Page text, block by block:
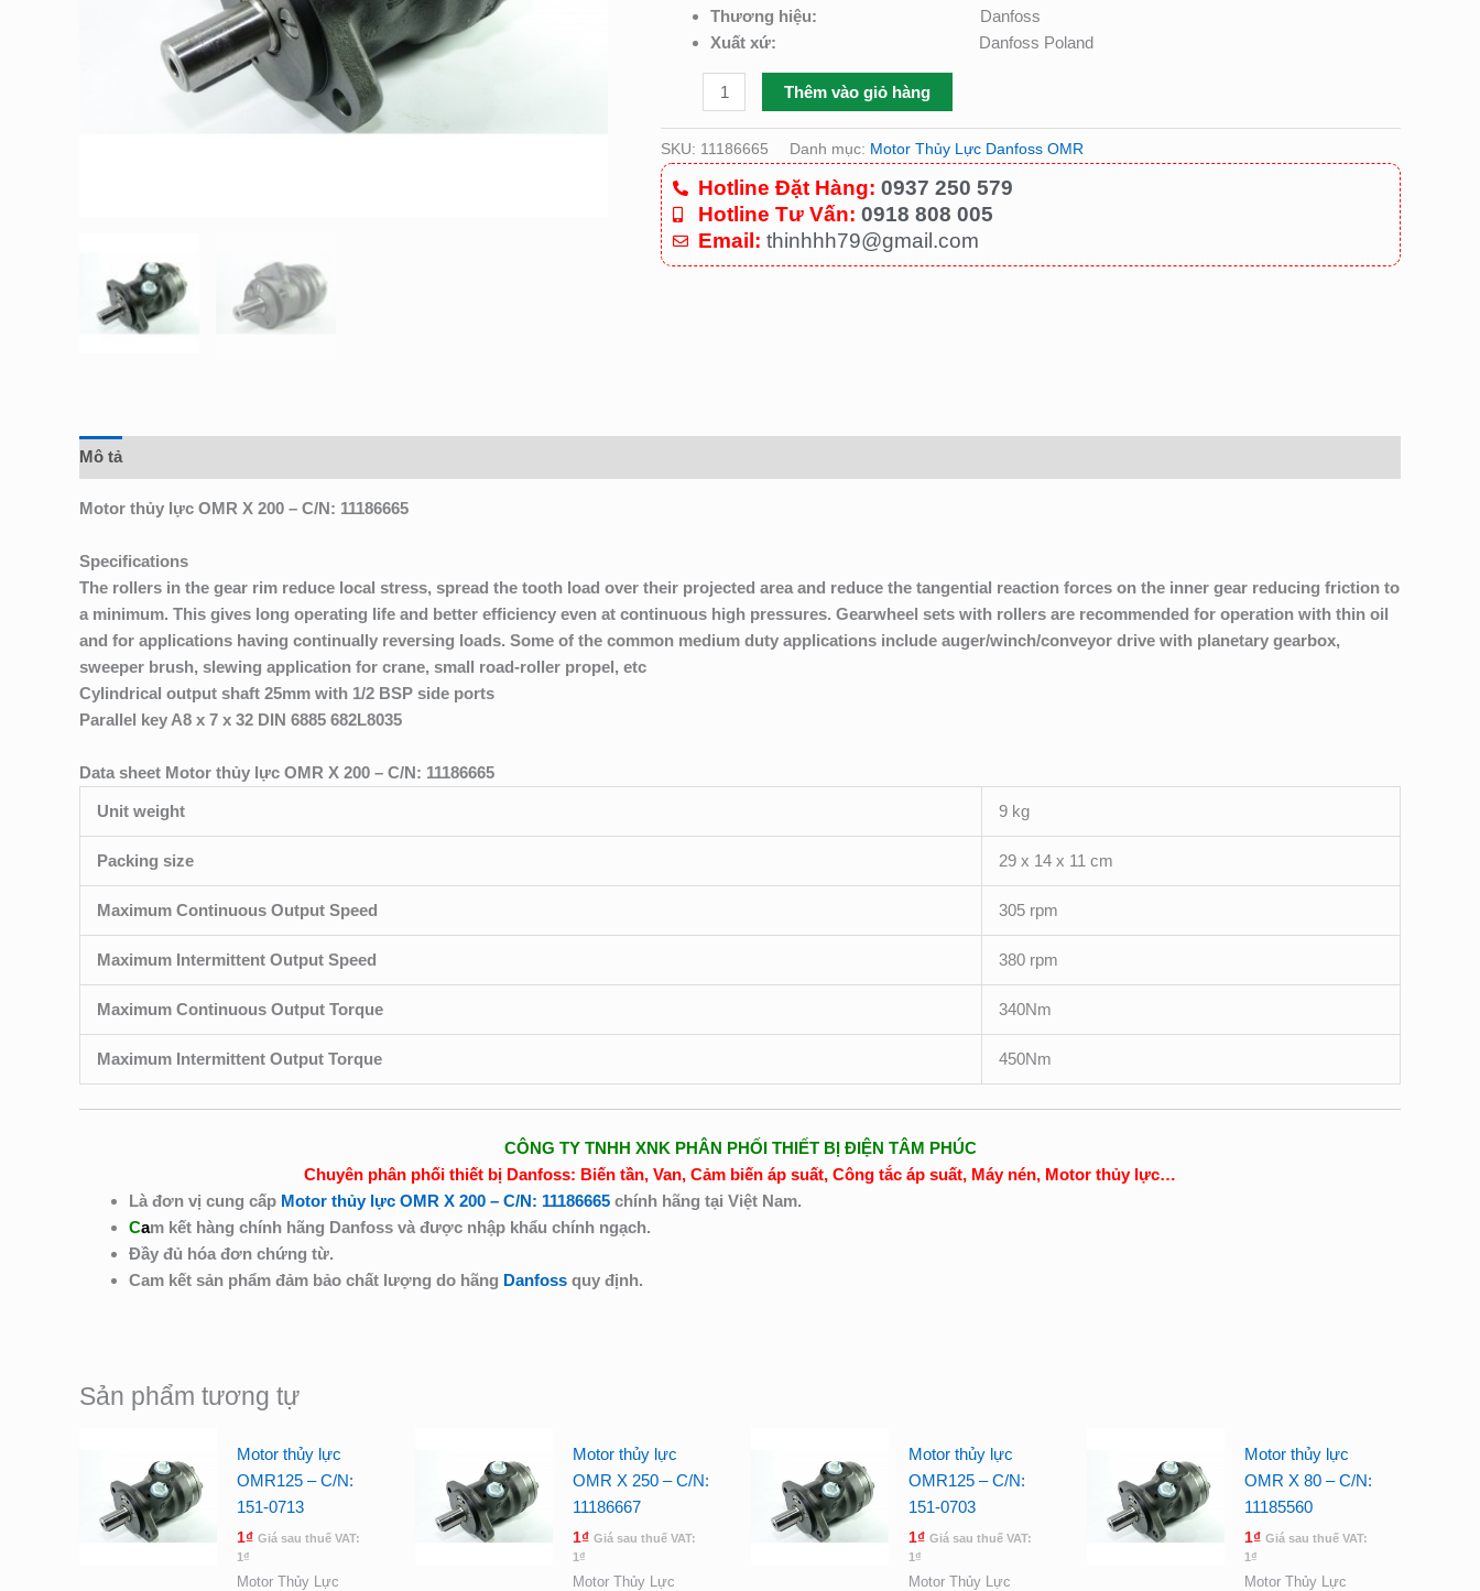
Thương hiệu: Danfoss
Xuất xứ: Danfoss Poland
Thêm vào giỏ hàng
SKU: 11186665 Danh mục: Motor Thủy Lực Danfoss OMR
Hotline Đặt Hàng: 0937 250 579
Hotline Tư Vấn: 0918 808 005
Email: thinhhh79@gmail.com
Mô tả
Motor thủy lực OMR X 200 – C/N: 11186665
Specifications
The rollers in the gear rim reduce local stress, spread the tooth load over their projected area and reduce the tangential reaction forces on the inner gear reducing friction to
a minimum. This gives long operating life and better efficiency even at continuous high pressures. Gearwheel sets with rollers are recommended for operation with thin oil
and for applications having continually reversing loads. Some of the common medium duty applications include auger/winch/conveyor drive with planetary gearbox,
sweeper brush, slewing application for crane, small road-roller propel, etc
Cylindrical output shaft 25mm with 1/2 BSP side ports
Parallel key A8 x 7 x 32 DIN 6885 682L8035
Data sheet Motor thủy lực OMR X 200 – C/N: 11186665
Unit weight 9 kg
Packing size 29 x 14 x 11 cm
Maximum Continuous Output Speed 305 rpm
Maximum Intermittent Output Speed 380 rpm
Maximum Continuous Output Torque 340Nm
Maximum Intermittent Output Torque 450Nm
CÔNG TY TNHH XNK PHÂN PHỐI THIẾT BỊ ĐIỆN TÂM PHÚC
Chuyên phân phối thiết bị Danfoss: Biến tần, Van, Cảm biến áp suất, Công tắc áp suất, Máy nén, Motor thủy lực…
Là đơn vị cung cấp Motor thủy lực OMR X 200 – C/N: 11186665 chính hãng tại Việt Nam.
Cam kết hàng chính hãng Danfoss và được nhập khẩu chính ngạch.
Đầy đủ hóa đơn chứng từ.
Cam kết sản phẩm đảm bảo chất lượng do hãng Danfoss quy định.
Sản phẩm tương tự
Motor thủy lực
OMR125 – C/N:
151-0713
1₫ Giá sau thuế VAT:
1 ₫
Motor Thủy Lực
Motor thủy lực
OMR X 250 – C/N:
11186667
1₫ Giá sau thuế VAT:
1 ₫
Motor Thủy Lực
Motor thủy lực
OMR125 – C/N:
151-0703
1₫ Giá sau thuế VAT:
1 ₫
Motor Thủy Lực
Motor thủy lực
OMR X 80 – C/N:
11185560
1₫ Giá sau thuế VAT:
1 ₫
Motor Thủy Lực